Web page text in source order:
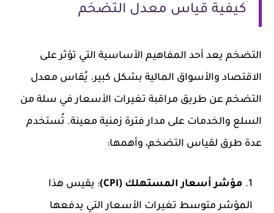
كيفية قياس معدل التضخم
التضخم يعد أحد المفاهيم الأساسية التي تؤثر على
الاقتصاد والأسواق المالية بشكل كبير. يُقاس معدل
التضخم عن طريق مراقبة تغيرات الأسعار في سلة من
السلع والخدمات على مدار فترة زمنية معينة. تُستخدم
عدة طرق لقياس التضخم، وأهمها:
مؤشر أسعار المستهلك (CPI)
: يقيس هذا
المؤشر متوسط تغيرات الأسعار التي يدفعها